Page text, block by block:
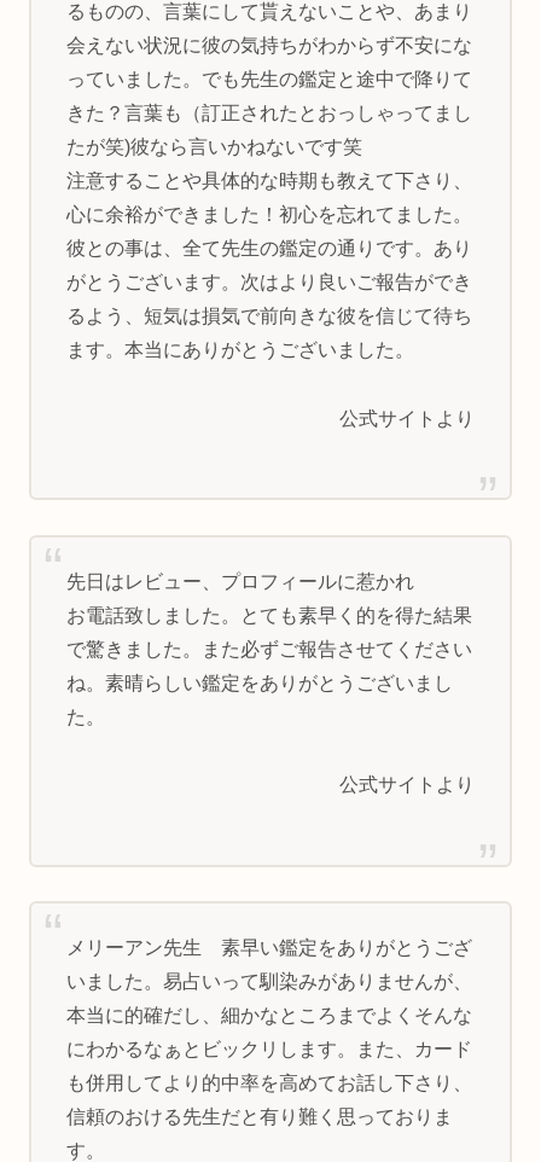
るものの、言葉にして貰えないことや、あまり
会えない状況に彼の気持ちがわからず不安にな
っていました。でも先生の鑑定と途中で降りて
きた？言葉も（訂正されたとおっしゃってまし
たが笑)彼なら言いかねないです笑
注意することや具体的な時期も教えて下さり、
心に余裕ができました！初心を忘れてました。
彼との事は、全て先生の鑑定の通りです。あり
がとうございます。次はより良いご報告ができ
るよう、短気は損気で前向きな彼を信じて待ち
ます。本当にありがとうございました。
公式サイトより
先日はレビュー、プロフィールに惹かれ
お電話致しました。とても素早く的を得た結果
で驚きました。また必ずご報告させてください
ね。素晴らしい鑑定をありがとうございまし
た。
公式サイトより
メリーアン先生 素早い鑑定をありがとうござ
いました。易占いって馴染みがありませんが、
本当に的確だし、細かなところまでよくそんな
にわかるなぁとビックリします。また、カード
も併用してより的中率を高めてお話し下さり、
信頼のおける先生だと有り難く思っておりま
す。